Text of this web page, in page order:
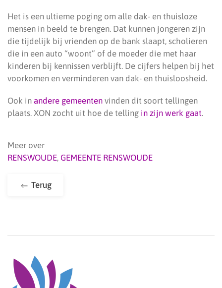
Het is een ultieme poging om alle dak- en thuisloze
mensen in beeld te brengen. Dat kunnen jongeren zijn
die tijdelijk bij vrienden op de bank slaapt, scholieren
die in een auto “woont” of de moeder die met haar
kinderen bij kennissen verblijft. De cijfers helpen bij het
voorkomen en verminderen van dak- en thuisloosheid.
Ook in andere gemeenten vinden dit soort tellingen
plaats. XON zocht uit hoe de telling in zijn werk gaat.
Meer over
RENSWOUDE, GEMEENTE RENSWOUDE
Terug